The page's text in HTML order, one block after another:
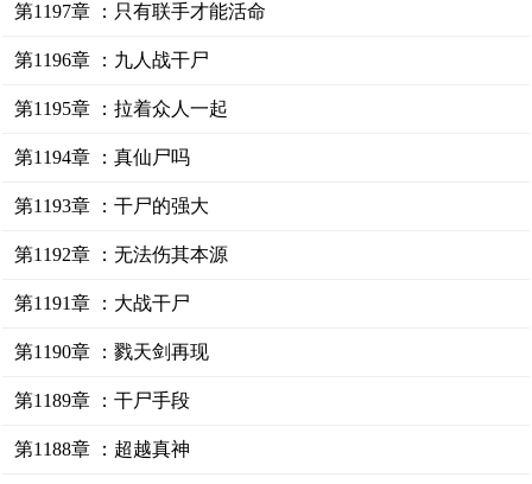
第1197章 ：只有联手才能活命
第1196章 ：九人战干尸
第1195章 ：拉着众人一起
第1194章 ：真仙尸吗
第1193章 ：干尸的强大
第1192章 ：无法伤其本源
第1191章 ：大战干尸
第1190章 ：戮天剑再现
第1189章 ：干尸手段
第1188章 ：超越真神